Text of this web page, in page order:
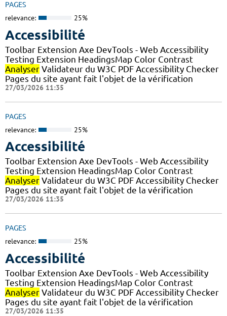
PAGES
relevance: 25%
Accessibilité
Toolbar Extension Axe DevTools - Web Accessibility
Testing Extension HeadingsMap Color Contrast
Analyser Validateur du W3C PDF Accessibility Checker
Pages du site ayant fait l'objet de la vérification
27/03/2026 11:35
PAGES
relevance: 25%
Accessibilité
Toolbar Extension Axe DevTools - Web Accessibility
Testing Extension HeadingsMap Color Contrast
Analyser Validateur du W3C PDF Accessibility Checker
Pages du site ayant fait l'objet de la vérification
27/03/2026 11:35
PAGES
relevance: 25%
Accessibilité
Toolbar Extension Axe DevTools - Web Accessibility
Testing Extension HeadingsMap Color Contrast
Analyser Validateur du W3C PDF Accessibility Checker
Pages du site ayant fait l'objet de la vérification
27/03/2026 11:35